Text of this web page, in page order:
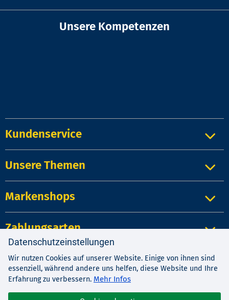
Unsere Kompetenzen
Kundenservice
Unsere Themen
Markenshops
Zahlungsarten
Impressum| Kontakt| Datenschutz
| Widerrufsrecht
Datenschutzeinstellungen
Wir nutzen Cookies auf unserer Website. Einige von ihnen sind
essenziell, während andere uns helfen, diese Website und Ihre
Erfahrung zu verbessern. Mehr Infos